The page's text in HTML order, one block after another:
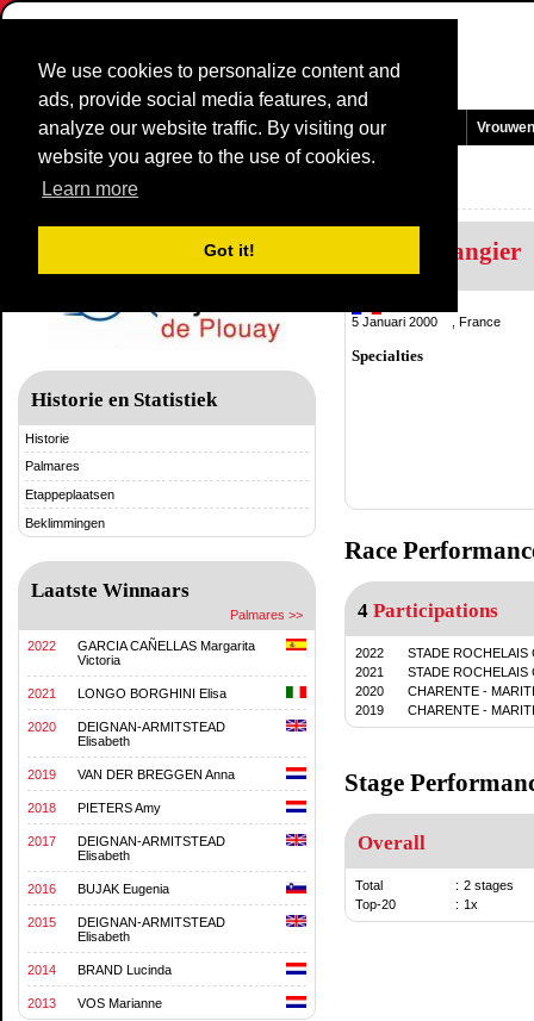
We use cookies to personalize content and
ads, provide social media features, and
analyze our website traffic. By visiting our
website you agree to the use of cookies.
Learn more
Got it!
Homepage Nieuws en Media Games Wedstrijden Vrouwen
GP de Plouay
Historie en Statistiek
Historie
Palmares
Etappeplaatsen
Beklimmingen
Laatste Winnaars
Palmares >>
2022
GARCIA CAÑELLAS Margarita
Victoria
2021 LONGO BORGHINI Elisa
2020
DEIGNAN-ARMITSTEAD
Elisabeth
2019 VAN DER BREGGEN Anna
2018 PIETERS Amy
2017
DEIGNAN-ARMITSTEAD
Elisabeth
2016 BUJAK Eugenia
2015
DEIGNAN-ARMITSTEAD
Elisabeth
2014 BRAND Lucinda
2013 VOS Marianne
India Grangier
5 Januari 2000 , France
Specialties
Race
4 Participations
2022
STADE ROCHELAIS
2021
STADE
2020
CHARENTE -
2019
CHARENTE -
Stage
Overall
Total : 2 stages
Top-20
: 1x